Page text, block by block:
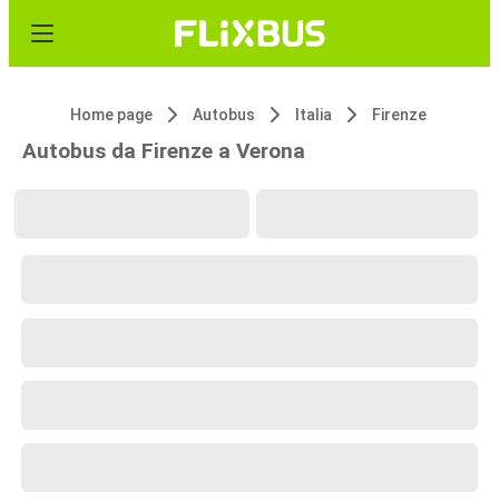
Home page Autobus Italia Firenze
Autobus da Firenze a Verona